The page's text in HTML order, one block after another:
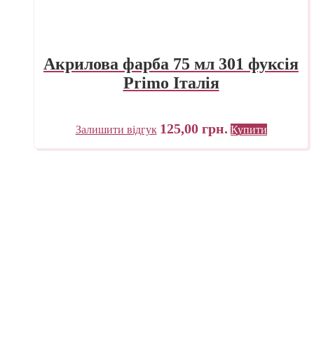
Акрилова фарба 75 мл 301 фуксія
Primo Італія
Залишити відгук 125,00 грн. Купити